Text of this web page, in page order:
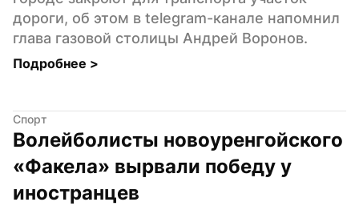
дороги, об этом в telegram-канале напомнил
глава газовой столицы Андрей Воронов.
Подробнее >
Спорт
Волейболисты новоуренгойского
«Факела» вырвали победу у
иностранцев